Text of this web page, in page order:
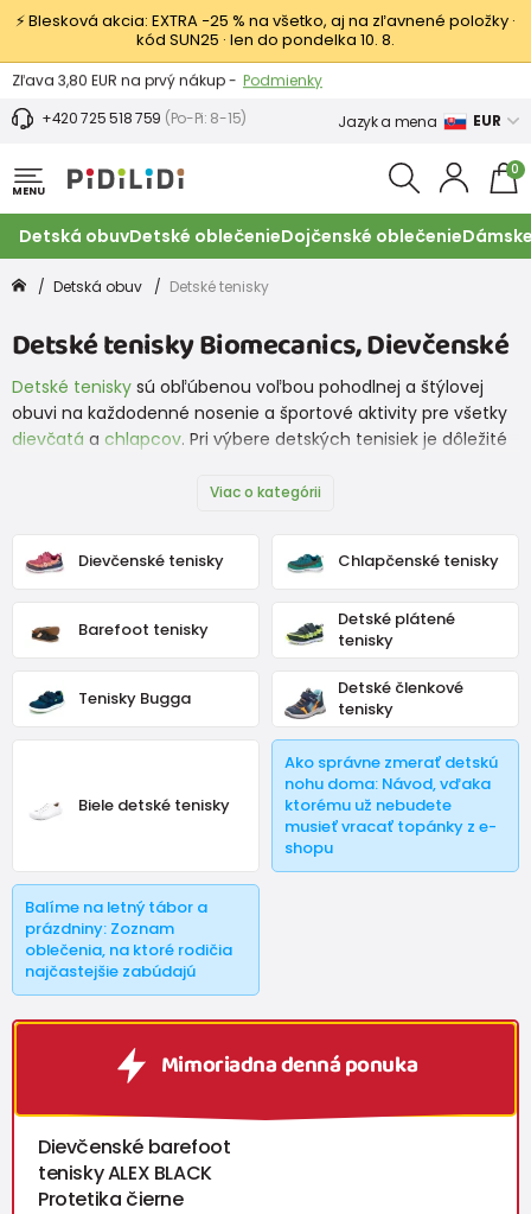
⚡ Blesková akcia: EXTRA −25 % na všetko, aj na zľavnené položky ·
kód SUN25 · len do pondelka 10. 8.
Výmena a vrátenie tovaru - Zobraziť
Zľava 3,80 EUR na prvý nákup - Podmienky
+420 725 518 759 (Po-Pi: 8-15) Jazyk a mena EUR
MENU
0
Detská obuvDetské oblečenieDojčenské oblečenie
Detská obuv Detské tenisky
Detské tenisky Biomecanics, Dievčenské
Detské tenisky sú obľúbenou voľbou pohodlnej a štýlovej
obuvi na každodenné nosenie a športové aktivity pre všetky
dievčatá a chlapcov. Pri výbere detských tenisiek je dôležité
odolnosť a podpora chodidla. Vyberať môžete zo značiek,
Crave,BiomecanicsaKeen.
Viac o kategórii
Dievčenské tenisky Chlapčenské tenisky
Barefoot tenisky
Detské plátené
tenisky
Tenisky Bugga
Detské členkové
tenisky
Biele detské tenisky
Ako správne zmerať detskú
nohu doma: Návod, vďaka
ktorému už nebudete
musieť vracať topánky z e-
shopu
Balíme na letný tábor a
prázdniny: Zoznam
oblečenia, na ktoré rodičia
najčastejšie zabúdajú
Mimoriadna denná ponuka
Dievčenské barefoot
tenisky ALEX BLACK
Protetika čierne